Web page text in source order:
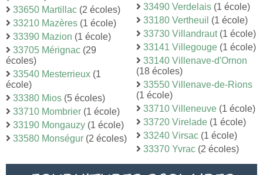
33650 Martillac (2 écoles)
33210 Mazères (1 école)
33390 Mazion (1 école)
33705 Mérignac (29
écoles)
33540 Mesterrieux (1
école)
33380 Mios (5 écoles)
33710 Mombrier (1 école)
33190 Mongauzy (1 école)
33580 Monségur (2 écoles)
33490 Verdelais (1 école)
33180 Vertheuil (1 école)
33730 Villandraut(1 école)
33141 Villegouge (1 école)
33140 Villenave-d'Ornon
(18 écoles)
33550 Villenave-de-Rions
(1 école)
33710 Villeneuve (1 école)
33720 Virelade (1 école)
33240 Virsac (1 école)
33370 Yvrac (2 écoles)